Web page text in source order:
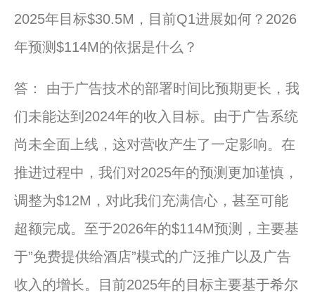
2025年目标$30.5M，目前Q1进展如何？2026
年预测$114M的依据是什么？
答： 由于广告技术的部署时间比预期更长，我
们未能达到2024年的收入目标。由于广告系统
尚未全面上线，这对营收产生了一定影响。在
推进过程中，我们对2025年的预测更加谨慎，
调整为$12M，对此我们充满信心，甚至可能
超额完成。至于2026年的$114M预测，主要基
于”免费提供给酒店”模式的广泛推广以及广告
收入的增长。目前2025年的目标主要基于希尔